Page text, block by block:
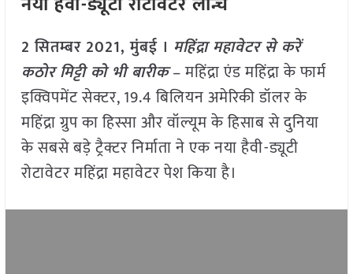
2 सितम्बर 2021, मुंबई । महिंद्रा महावेटर से करें
कठोर मिट्टी को भी बारीक– महिंद्रा एंड महिंद्रा के फार्म
इक्विपमेंट सेक्टर, 19.4 बिलियन अमेरिकी डॉलर के
महिंद्रा ग्रुप का हिस्सा और वॉल्यूम के हिसाब से दुनिया
के सबसे बड़े ट्रैक्टर निर्माता ने एक नया हैवी-ड्यूटी
रोटावेटर महिंद्रा महावेटर पेश किया है।